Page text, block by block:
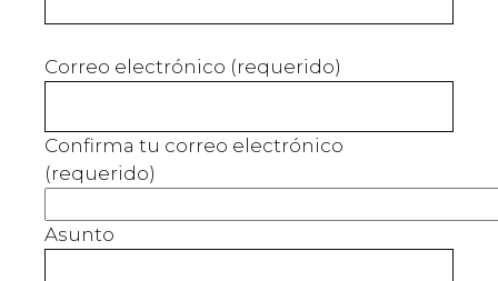
Correo electrónico (requerido)
Confirma tu correo electrónico
(requerido)
Asunto